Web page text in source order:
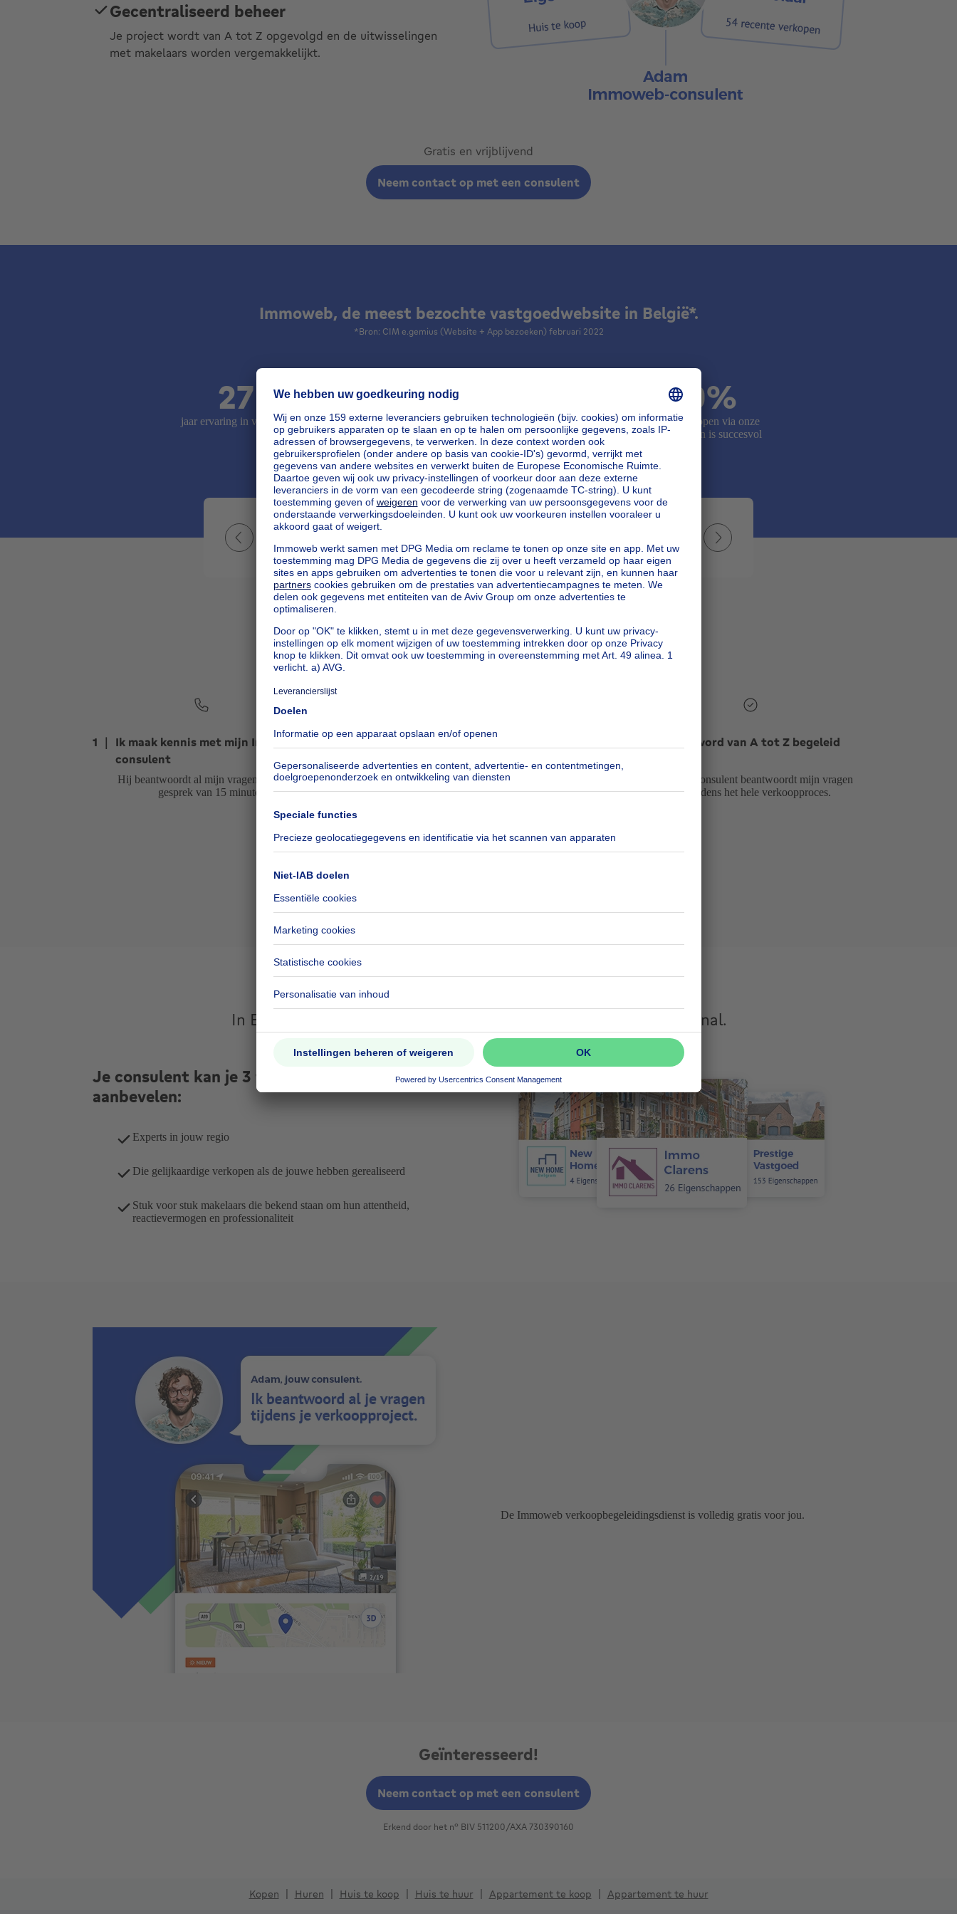
Gecentraliseerd beheer
Je project wordt van A tot Z opgevolgd en de uitwisselingen
met makelaars worden vergemakkelijkt.
Gratis en vrijblijvend
Neem contact op met een consulent
Immoweb, de meest bezochte vastgoedwebsite in België*.
*Bron: CIM e.gemius (Website + App bezoeken) februari 2022
27
jaar ervaring in vastgoed
+ 500
agentschappen voor jou
geselecteerd
90%
van de verkopen via onze
tussenpersoon is succesvol
Charlotte
Een eersteklas service! Het stelde me in staat om sneller vooruitgang te
boeken met mijn project door me in contact te brengen met kleine
agentschappen. Dat was echt top! Ik heb het zelfs aan vrienden en familie
aanbevolen!
Sarah
beschikbaar om mijn vragen te beantwoorden.
makelaar aan te bevelen en de verkoop van mijn
De verkoopondersteunende dienst, hoe werkt het?
1 ｜ Ik maak kennis met mijn Immoweb-
consulent
Hij beantwoordt al mijn vragen tijdens een
gesprek van 15 minuten.
2｜Ik schat mijn woning
Via 3 makelaars die zijn voorgesteld door mijn consulent.
Ik word van A tot Z begeleid
Mijn consulent beantwoordt mijn vragen
tijdens het hele verkoopproces.
Gratis en vrijblijvend
In België, 70% van de verkopers raadpleegt een professional.
*Studie Listen April/mei 2023
Je consulent kan je 3 filialen bij jou in de buurt
aanbevelen:
Experts in jouw regio
Die gelijkaardige verkopen als de jouwe hebben gerealiseerd
Stuk voor stuk makelaars die bekend staan om hun attentheid,
reactievermogen en professionaliteit
De Immoweb verkoopbegeleidingsdienst is volledig gratis voor jou.
Geïnteresseerd!
Neem contact op met een consulent
Erkend door het n° BIV 511200/AXA 730390160
Kopen Huren Huis te koop Huis te huur Appartement te koop Appartement te huur